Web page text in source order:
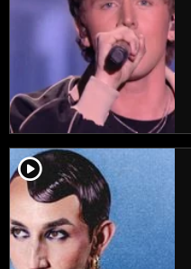
player2